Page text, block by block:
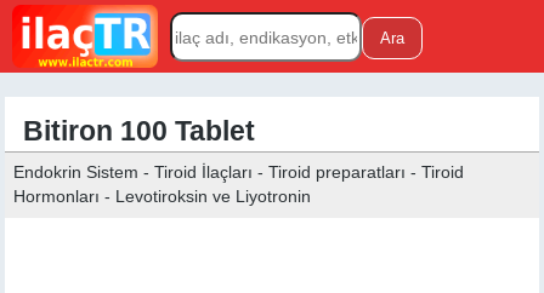
Bitiron 100 Tablet
Endokrin Sistem - Tiroid İlaçları - Tiroid preparatları - Tiroid
Hormonları - Levotiroksin ve Liyotronin